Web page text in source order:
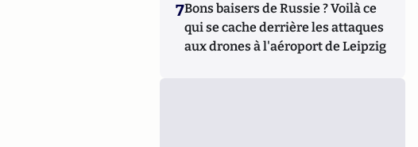
7Bons baisers de Russie ? Voilà ce
qui se cache derrière les attaques
aux drones à l'aéroport de Leipzig